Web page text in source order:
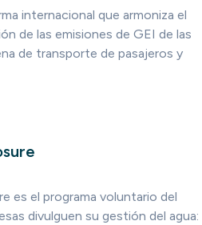
internacional que armoniza el
de las emisiones de GEI de las
de transporte de pasajeros y
es el programa voluntario del
divulguen su gestión del agua: